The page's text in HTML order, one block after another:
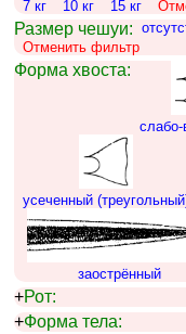
7 кг
10 кг 15 кг
Размер чешуи:
Отменить фильтр
Форма хвоста:
усеченный
заострённый
+Рот:
+Форма тела: